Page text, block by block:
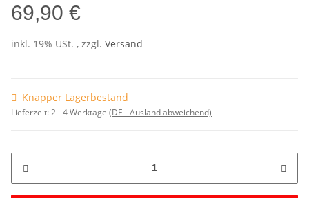
69,90 €
inkl. 19% USt. , zzgl. Versand
Knapper Lagerbestand
Lieferzeit:2 - 4 Werktage (DE - Ausland abweichend)